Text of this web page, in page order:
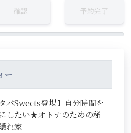
確認 予約完了
ー
タバSweets登場】自分時間を
したい★オトナのための秘
れ家